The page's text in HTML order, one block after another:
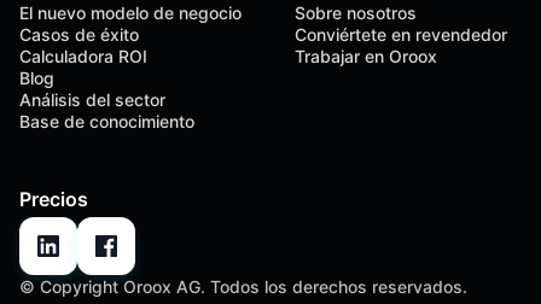
Precios
El nuevo modelo de negocio
Casos de éxito
Calculadora ROI
Blog
Análisis del sector
Base de conocimiento
Sobre nosotros
Conviértete en revendedor
Trabajar en Oroox
© Copyright Oroox AG. Todos los derechos reservados.